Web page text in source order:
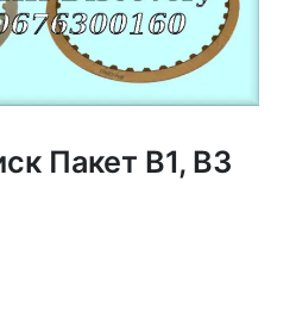
Пакет B1, B3